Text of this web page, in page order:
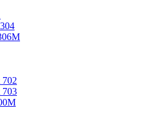
703